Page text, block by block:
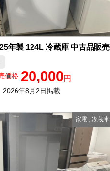
年製 124L 冷蔵庫 中古品販売
価格 20,000円
2026年8月2日掲載
家電, 冷蔵庫